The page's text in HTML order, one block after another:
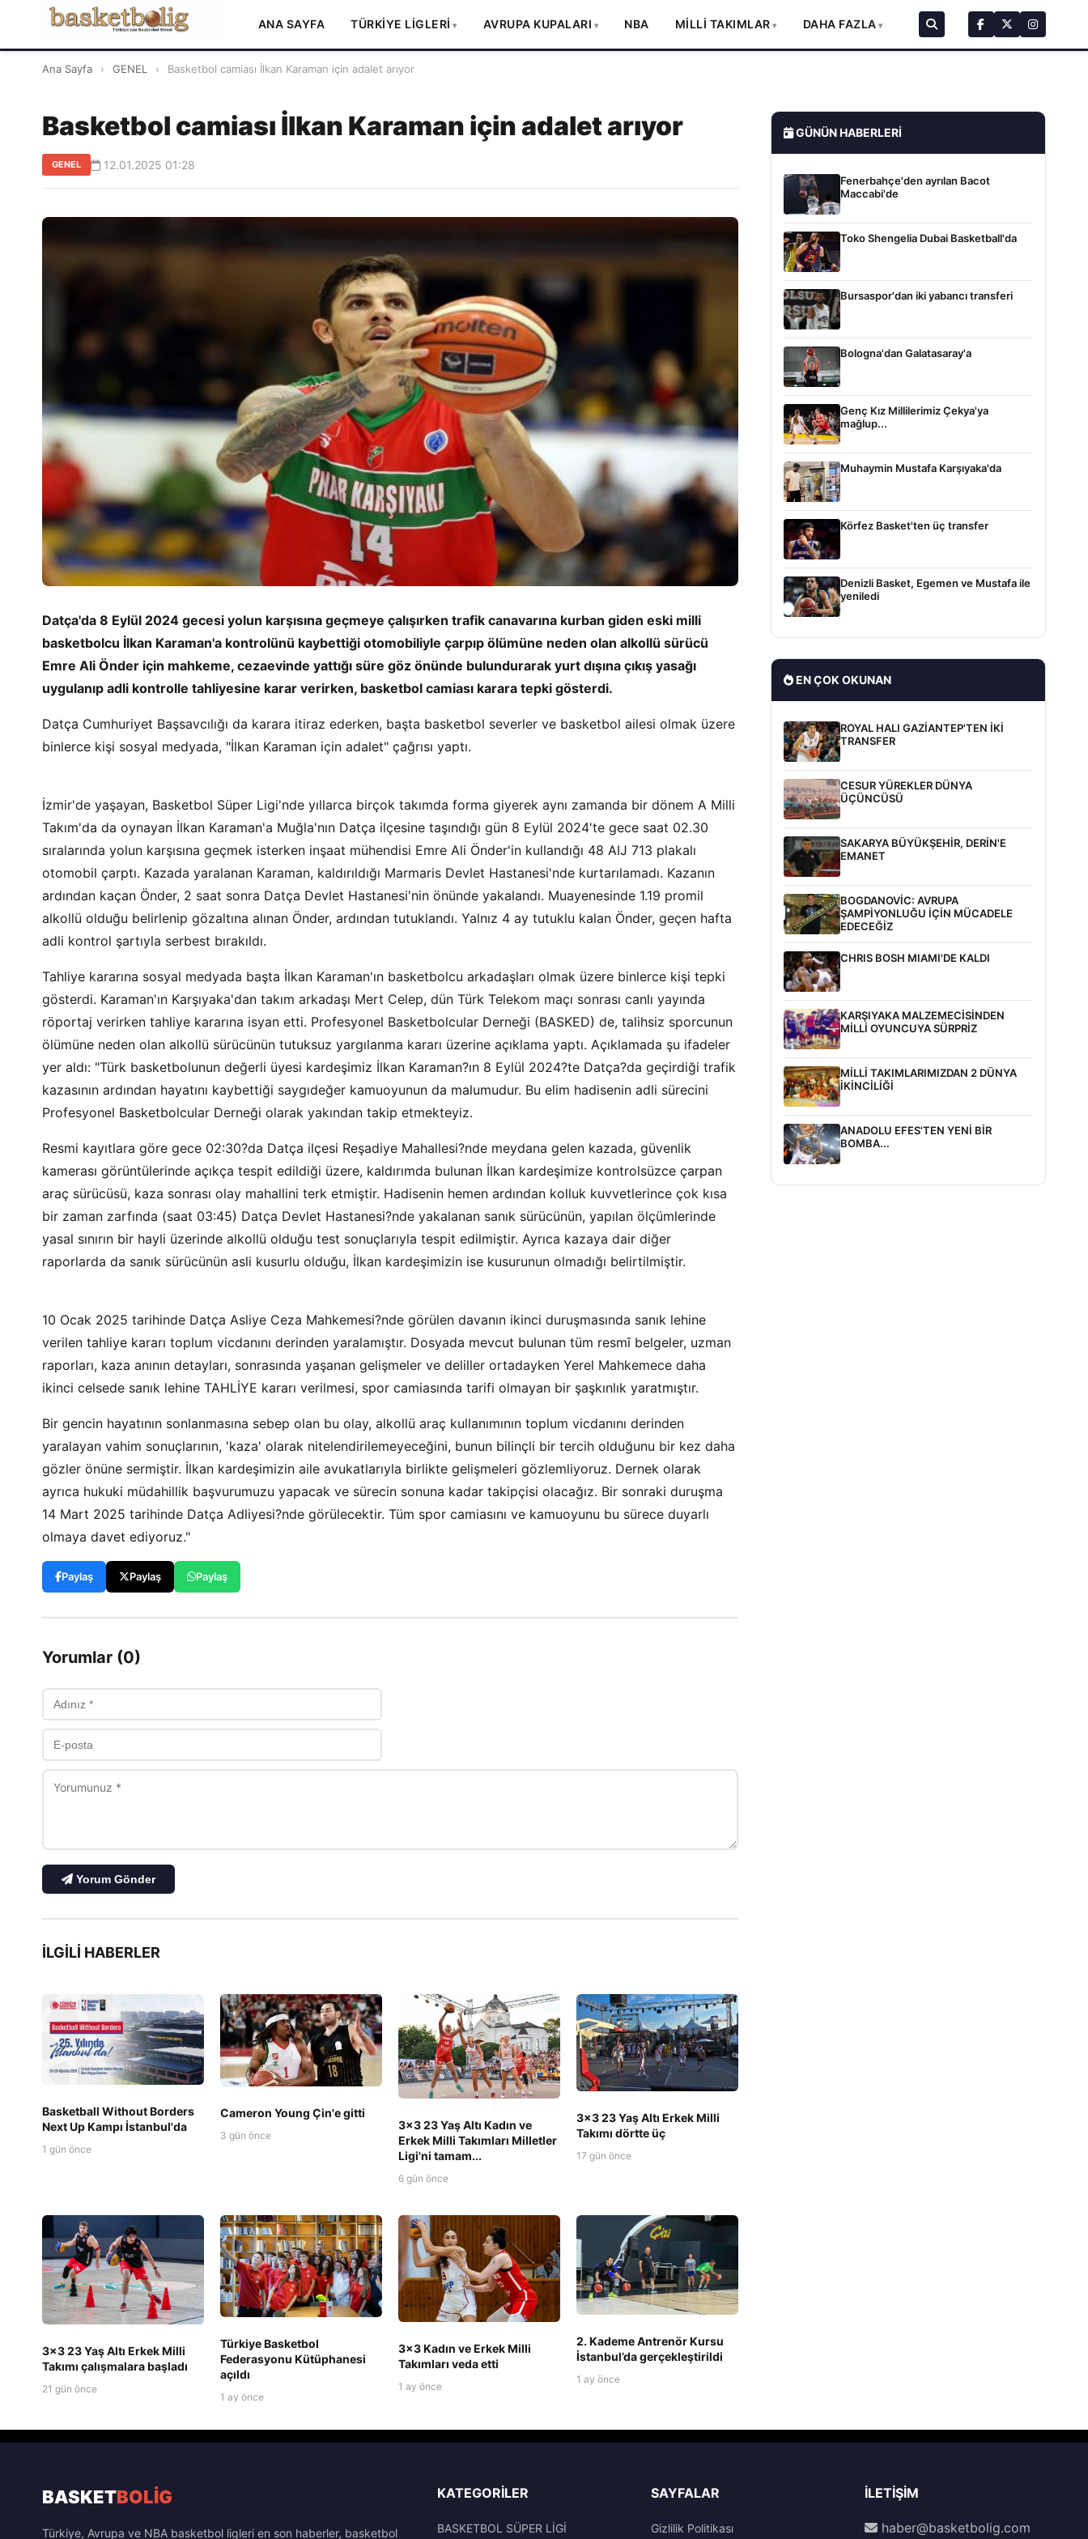
ANA SAYFA TÜRKİYE LİGLERİ AVRUPA KUPALARI NBA MİLLİ TAKIMLAR DAHA FAZLA
Ana Sayfa › GENEL › Basketbol camiası İlkan Karaman için adalet arıyor
Basketbol camiası İlkan Karaman için adalet arıyor
GENEL 12.01.2025 01:28
Datça'da 8 Eylül 2024 gecesi yolun karşısına geçmeye çalışırken trafik canavarına kurban giden eski milli
basketbolcu İlkan Karaman'a kontrolünü kaybettiği otomobiliyle çarpıp ölümüne neden olan alkollü sürücü
Emre Ali Önder için mahkeme, cezaevinde yattığı süre göz önünde bulundurarak yurt dışına çıkış yasağı
uygulanıp adli kontrolle tahliyesine karar verirken, basketbol camiası karara tepki gösterdi.
Datça Cumhuriyet Başsavcılığı da karara itiraz ederken, başta basketbol severler ve basketbol ailesi olmak üzere
binlerce kişi sosyal medyada, "İlkan Karaman için adalet" çağrısı yaptı.
İzmir'de yaşayan, Basketbol Süper Ligi'nde yıllarca birçok takımda forma giyerek aynı zamanda bir dönem A Milli
Takım'da da oynayan İlkan Karaman'a Muğla'nın Datça ilçesine taşındığı gün 8 Eylül 2024'te gece saat 02.30
sıralarında yolun karşısına geçmek isterken inşaat mühendisi Emre Ali Önder'in kullandığı 48 AIJ 713 plakalı
otomobil çarptı. Kazada yaralanan Karaman, kaldırıldığı Marmaris Devlet Hastanesi'nde kurtarılamadı. Kazanın
ardından kaçan Önder, 2 saat sonra Datça Devlet Hastanesi'nin önünde yakalandı. Muayenesinde 1.19 promil
alkollü olduğu belirlenip gözaltına alınan Önder, ardından tutuklandı. Yalnız 4 ay tutuklu kalan Önder, geçen hafta
adli kontrol şartıyla serbest bırakıldı.
Tahliye kararına sosyal medyada başta İlkan Karaman'ın basketbolcu arkadaşları olmak üzere binlerce kişi tepki
gösterdi. Karaman'ın Karşıyaka'dan takım arkadaşı Mert Celep, dün Türk Telekom maçı sonrası canlı yayında
röportaj verirken tahliye kararına isyan etti. Profesyonel Basketbolcular Derneği (BASKED) de, talihsiz sporcunun
ölümüne neden olan alkollü sürücünün tutuksuz yargılanma kararı üzerine açıklama yaptı. Açıklamada şu ifadeler
yer aldı: "Türk basketbolunun değerli üyesi kardeşimiz İlkan Karaman?ın 8 Eylül 2024?te Datça?da geçirdiği trafik
kazasının ardından hayatını kaybettiği saygıdeğer kamuoyunun da malumudur. Bu elim hadisenin adli sürecini
Profesyonel Basketbolcular Derneği olarak yakından takip etmekteyiz.
Resmi kayıtlara göre gece 02:30?da Datça ilçesi Reşadiye Mahallesi?nde meydana gelen kazada, güvenlik
kamerası görüntülerinde açıkça tespit edildiği üzere, kaldırımda bulunan İlkan kardeşimize kontrolsüzce çarpan
araç sürücüsü, kaza sonrası olay mahallini terk etmiştir. Hadisenin hemen ardından kolluk kuvvetlerince çok kısa
bir zaman zarfında (saat 03:45) Datça Devlet Hastanesi?nde yakalanan sanık sürücünün, yapılan ölçümlerinde
yasal sınırın bir hayli üzerinde alkollü olduğu test sonuçlarıyla tespit edilmiştir. Ayrıca kazaya dair diğer
raporlarda da sanık sürücünün asli kusurlu olduğu, İlkan kardeşimizin ise kusurunun olmadığı belirtilmiştir.
10 Ocak 2025 tarihinde Datça Asliye Ceza Mahkemesi?nde görülen davanın ikinci duruşmasında sanık lehine
verilen tahliye kararı toplum vicdanını derinden yaralamıştır. Dosyada mevcut bulunan tüm resmî belgeler, uzman
raporları, kaza anının detayları, sonrasında yaşanan gelişmeler ve deliller ortadayken Yerel Mahkemece daha
ikinci celsede sanık lehine TAHLİYE kararı verilmesi, spor camiasında tarifi olmayan bir şaşkınlık yaratmıştır.
Bir gencin hayatının sonlanmasına sebep olan bu olay, alkollü araç kullanımının toplum vicdanını derinden
yaralayan vahim sonuçlarının, 'kaza' olarak nitelendirilemeyeceğini, bunun bilinçli bir tercih olduğunu bir kez daha
gözler önüne sermiştir. İlkan kardeşimizin aile avukatlarıyla birlikte gelişmeleri gözlemliyoruz. Dernek olarak
ayrıca hukuki müdahillik başvurumuzu yapacak ve sürecin sonuna kadar takipçisi olacağız. Bir sonraki duruşma
14 Mart 2025 tarihinde Datça Adliyesi?nde görülecektir. Tüm spor camiasını ve kamuoyunu bu sürece duyarlı
olmaya davet ediyoruz."
Paylaş Paylaş Paylaş
Yorumlar (0)
Yorum Gönder
İLGILI HABERLER
Basketball Without Borders
Next Up Kampı İstanbul'da
1 gün önce
Cameron Young Çin'e gitti
3 gün önce
3x3 23 Yaş Altı Kadın ve
Erkek Milli Takımları Milletler
Ligi'ni tamam...
6 gün önce
3x3 23 Yaş Altı Erkek Milli
Takımı dörtte üç
17 gün önce
3x3 23 Yaş Altı Erkek Milli
Takımı çalışmalara başladı
21 gün önce
Türkiye Basketbol
Federasyonu Kütüphanesi
açıldı
1 ay önce
3x3 Kadın ve Erkek Milli
Takımları veda etti
1 ay önce
2. Kademe Antrenör Kursu
İstanbul’da gerçekleştirildi
1 ay önce
GÜNÜN HABERLERI
Fenerbahçe'den ayrılan Bacot
Maccabi'de
Toko Shengelia Dubai Basketball'da
Bursaspor'dan iki yabancı transferi
Bologna'dan Galatasaray'a
Genç Kız Millilerimiz Çekya'ya
mağlup...
Muhaymin Mustafa Karşıyaka'da
Körfez Basket'ten üç transfer
Denizli Basket, Egemen ve Mustafa ile
yeniledi
EN ÇOK OKUNAN
ROYAL HALI GAZİANTEP'TEN İKİ
TRANSFER
CESUR YÜREKLER DÜNYA
ÜÇÜNCÜSÜ
SAKARYA BÜYÜKŞEHİR, DERİN'E
EMANET
BOGDANOVİC: AVRUPA
ŞAMPİYONLUĞU İÇİN MÜCADELE
EDECEĞİZ
CHRIS BOSH MIAMI'DE KALDI
KARŞIYAKA MALZEMECİSİNDEN
MİLLİ OYUNCUYA SÜRPRİZ
MİLLİ TAKIMLARIMIZDAN 2 DÜNYA
İKİNCİLİĞİ
ANADOLU EFES'TEN YENİ BİR
BOMBA...
BASKETBOLİG
Türkiye, Avrupa ve NBA basketbol ligleri en son haberler, basketbol
KATEGORILER
BASKETBOL SÜPER LİGİ
SAYFALAR
Gizlilik Politikası
İLETIŞIM
haber@basketbolig.com